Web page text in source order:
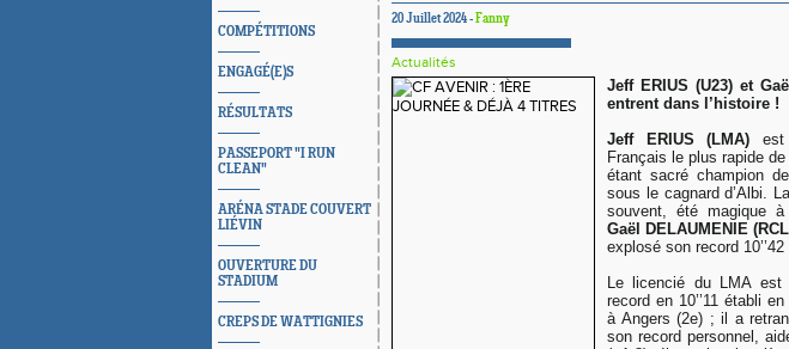
COMPÉTITIONS
ENGAGÉ(E)S
RÉSULTATS
PASSEPORT "I RUN
CLEAN"
ARÉNA STADE COUVERT
LIÉVIN
OUVERTURE DU
STADIUM
CREPS DE WATTIGNIES
20 Juillet 2024 -Fanny
Actualités
Jeff ERIUS (U23) et
entrent dans l’histoire !
Jeff ERIUS (LMA) est
Français le plus rapide
étant sacré champion
sous le cagnard d’Albi.
souvent, été magique
Gaël DELAUMENIE
explosé son record 10’’42
Le licencié du LMA
record en 10’’11 établi
à Angers (2e) ; il a
son record personnel,